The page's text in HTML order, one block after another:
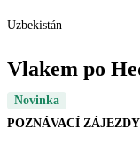
Uzbekistán
Vlakem po
Novinka
POZNÁVACÍ ZÁJEZDY